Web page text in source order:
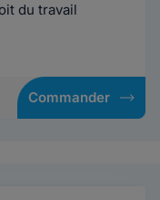
du travail
Commander